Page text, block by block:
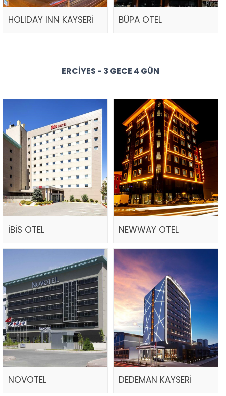
HOLIDAY INN KAYSERİ BÜPA OTEL
ERCIYES - 3 GECE 4 GÜN
İBİS OTEL NEWWAY OTEL
NOVOTEL DEDEMAN KAYSERİ